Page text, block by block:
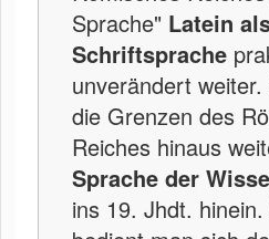
Sprache" Latein
Schriftsprache
unverändert
die Grenzen des
Reiches hinaus
Sprache der
ins 19. Jhdt.